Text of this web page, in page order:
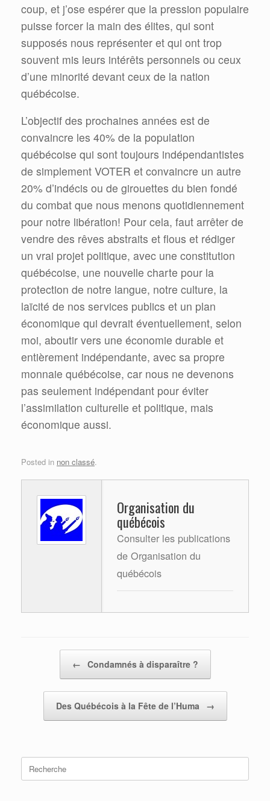
coup, et j’ose espérer que la pression populaire
puisse forcer la main des élites, qui sont
supposés nous représenter et qui ont trop
souvent mis leurs intérêts personnels ou ceux
d’une minorité devant ceux de la nation
québécoise.
L’objectif des prochaines années est de
convaincre les 40% de la population
québécoise qui sont toujours indépendantistes
de simplement VOTER et convaincre un autre
20% d’indécis ou de girouettes du bien fondé
du combat que nous menons quotidiennement
pour notre libération! Pour cela, faut arrêter de
vendre des rêves abstraits et flous et rédiger
un vrai projet politique, avec une constitution
québécoise, une nouvelle charte pour la
protection de notre langue, notre culture, la
laïcité de nos services publics et un plan
économique qui devrait éventuellement, selon
moi, aboutir vers une économie durable et
entièrement indépendante, avec sa propre
monnaie québécoise, car nous ne devenons
pas seulement indépendant pour éviter
l’assimilation culturelle et politique, mais
économique aussi.
Posted in non classé.
Organisation du
québécois
Consulter les publications
de Organisation du
québécois
← Condamnés à disparaître ?
Des Québécois à la Fête de l’Huma →
Search
for: